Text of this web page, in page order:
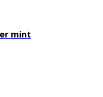
mint